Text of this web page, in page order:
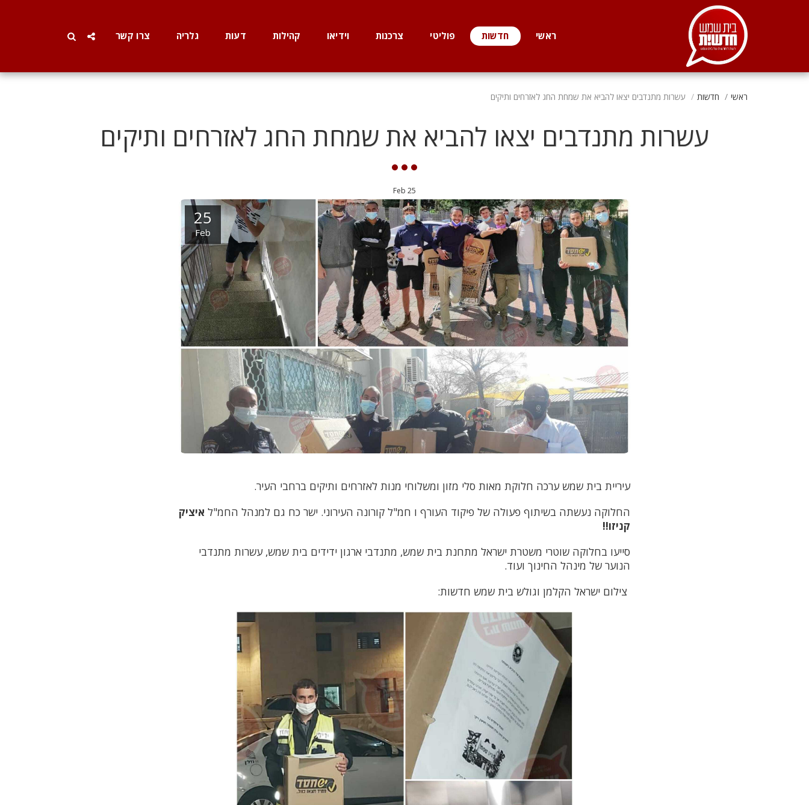
ראשי חדשות פוליטי צרכנות וידיאו קהילות דעות גלריה צרו קשר
ראשי חדשות עשרות מתנדבים יצאו להביא את שמחת החג לאזרחים ותיקים
עשרות מתנדבים יצאו להביא את שמחת החג לאזרחים ותיקים
25
Feb
25
Feb
עיריית בית שמש ערכה חלוקת מאות סלי מזון ומשלוחי מנות לאזרחים ותיקים ברחבי העיר.
החלוקה נעשתה בשיתוף פעולה של פיקוד העורף ו חמ"ל קורונה העירוני. ישר כח גם למנהל החמ"ל איציק
קניזו!!
סייעו בחלוקה שוטרי משטרת ישראל מתחנת בית שמש, מתנדבי ארגון ידידים בית שמש, עשרות מתנדבי
הנוער של מינהל החינוך ועוד.
צילום ישראל הקלמן וגולש בית שמש חדשות: